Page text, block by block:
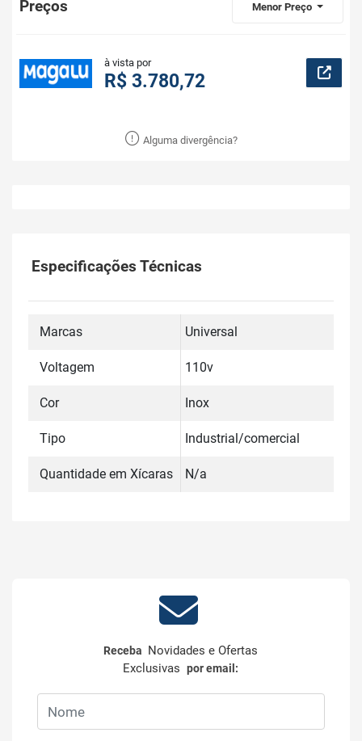
Preços Menor Preço
à vista por
R$ 3.780,72
Alguma divergência?
Especificações Técnicas
Marcas Universal
Voltagem 110v
Cor Inox
Tipo Industrial/comercial
Quantidade em Xícaras N/a
Receba Novidades e Ofertas
Exclusivaspor email: